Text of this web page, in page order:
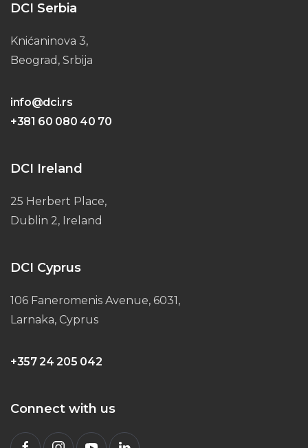
DCI Serbia
Knićaninova 3,
Beograd, Srbija
info@dci.rs
+381 60 080 40 70
DCI Ireland
25 Herbert Place,
Dublin 2, Ireland
DCI Cyprus
106 Faneromenis Avenue, 6031,
Larnaka, Cyprus
+357 24 205 042
Connect with us